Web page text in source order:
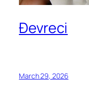
Đevreci
March 29, 2026